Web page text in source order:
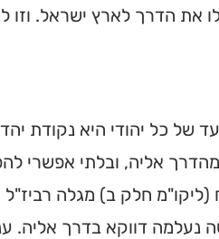
את הדרך לארץ ישראל.
של כל יהודי היא נקודת
אליה, ובלתי אפשרי
חלק ב) מגלה
דווקא בדרך אליה.